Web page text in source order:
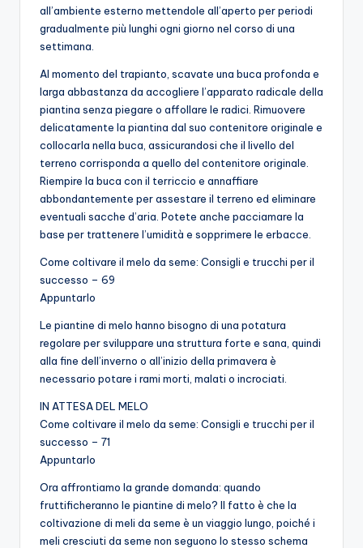
all’ambiente esterno mettendole all’aperto per periodi
gradualmente più lunghi ogni giorno nel corso di una
settimana.
Al momento del trapianto, scavate una buca profonda e
larga abbastanza da accogliere l’apparato radicale della
piantina senza piegare o affollare le radici. Rimuovere
delicatamente la piantina dal suo contenitore originale e
collocarla nella buca, assicurandosi che il livello del
terreno corrisponda a quello del contenitore originale.
Riempire la buca con il terriccio e annaffiare
abbondantemente per assestare il terreno ed eliminare
eventuali sacche d’aria. Potete anche pacciamare la
base per trattenere l’umidità e sopprimere le erbacce.
Come coltivare il melo da seme: Consigli e trucchi per il
successo – 69
Appuntarlo
Le piantine di melo hanno bisogno di una potatura
regolare per sviluppare una struttura forte e sana, quindi
alla fine dell’inverno o all’inizio della primavera è
necessario potare i rami morti, malati o incrociati.
IN ATTESA DEL MELO
Come coltivare il melo da seme: Consigli e trucchi per il
successo – 71
Appuntarlo
Ora affrontiamo la grande domanda: quando
fruttificheranno le piantine di melo? Il fatto è che la
coltivazione di meli da seme è un viaggio lungo, poiché i
meli cresciuti da seme non seguono lo stesso schema